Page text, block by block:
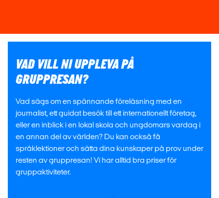
VAD VILL NI UPPLEVA PÅ
GRUPPRESAN?
Vad sägs om en spännande föreläsning med en
journalist, ett guidat besök till ett internationellt företag,
eller en inblick i en lokal skola och ungdomars vardag i
en annan del av världen? Du kan också få
språklektioner och sätta dina kunskaper på prov under
resten av gruppresan! Vi har alltid bra priser för
gruppaktiviteter.